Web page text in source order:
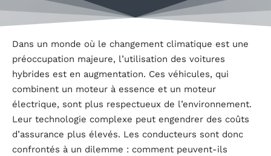
Dans un monde où le changement climatique est une
préoccupation majeure, l’utilisation des voitures
hybrides est en augmentation. Ces véhicules, qui
combinent un moteur à essence et un moteur
électrique, sont plus respectueux de l’environnement.
Leur technologie complexe peut engendrer des coûts
d’assurance plus élevés. Les conducteurs sont donc
confrontés à un dilemme : comment peuvent-ils